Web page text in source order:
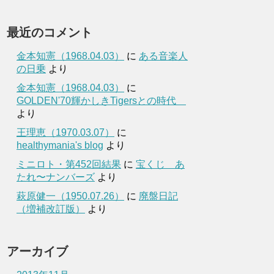
最近のコメント
金本知憲（1968.04.03） に ある音楽人
の日乗 より
金本知憲（1968.04.03）
に
GOLDEN'70輝かしきTigersとの時代
より
王理恵（1970.03.07）
に
healthymania's blog より
ミニロト・第452回結果 に 宝くじ あ
たれ〜ナンバーズ より
萩原健一（1950.07.26）
に 廃盤日記
（増補改訂版）
より
アーカイブ